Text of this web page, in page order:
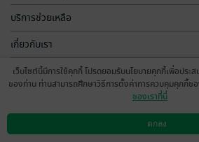
บริการช่วยเหลือ
เกี่ยวกับเรา
กลุ่มธุรกิจในเครือ
ดาวน์โหลดแอป
เว็บไซต์นี้มีการใช้คุกกี้ โปรดยอมรับนโยบายคุกกี้เพื่อประ
ของท่าน ท่านสามารถศึกษาวิธีการตั้งค่าการควบคุมคุกกี้ข
ของเราที่นี่
ตกลง